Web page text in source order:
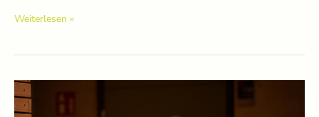
Preisträger*innen
Weiterlesen »